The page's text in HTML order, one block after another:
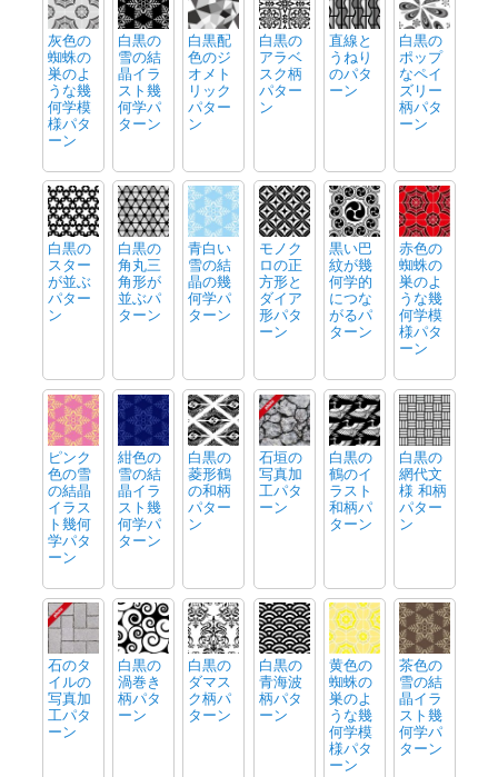
灰色の
蜘蛛の
巣のよ
うな幾
何学模
様パタ
ーン
白黒の
雪の結
晶イラ
スト幾
何学パ
ターン
白黒配
色のジ
オメト
リック
パター
ン
白黒の
アラベ
スク柄
パター
ン
直線と
うねり
のパタ
ーン
白黒の
ポップ
なペイ
ズリー
柄パタ
ーン
白黒の
スター
が並ぶ
パター
ン
白黒の
角丸三
角形が
並ぶパ
ターン
青白い
雪の結
晶の幾
何学パ
ターン
モノク
ロの正
方形と
ダイア
形パタ
ーン
黒い巴
紋が幾
何学的
につな
がるパ
ターン
赤色の
蜘蛛の
巣のよ
うな幾
何学模
様パタ
ーン
ピンク
色の雪
の結晶
イラス
ト幾何
学パタ
ーン
紺色の
雪の結
晶イラ
スト幾
何学パ
ターン
白黒の
菱形鶴
の和柄
パター
ン
石垣の
写真加
工パタ
ーン
白黒の
鶴のイ
ラスト
和柄パ
ターン
白黒の
網代文
様 和柄
パター
ン
石のタ
イルの
写真加
工パタ
ーン
白黒の
渦巻き
柄パタ
ーン
白黒の
ダマス
ク柄パ
ターン
白黒の
青海波
柄パタ
ーン
黄色の
蜘蛛の
巣のよ
うな幾
何学模
様パタ
ーン
茶色の
雪の結
晶イラ
スト幾
何学パ
ターン